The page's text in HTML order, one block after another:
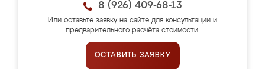
8 (926) 409-68-13
Или оставьте заявку на сайте для консультации и
предварительного расчёта стоимости.
ОСТАВИТЬ ЗАЯВКУ